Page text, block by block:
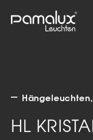
Hängeleuchten
HL